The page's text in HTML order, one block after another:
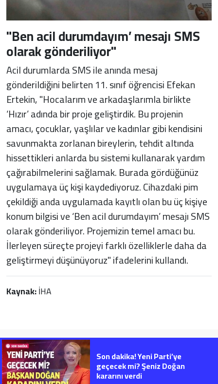
"Ben acil durumdayım’ mesajı SMS
olarak gönderiliyor"
Acil durumlarda SMS ile anında mesaj
gönderildiğini belirten 11. sınıf öğrencisi Efekan
Ertekin, "Hocalarım ve arkadaşlarımla birlikte
‘Hızır’ adında bir proje geliştirdik. Bu projenin
amacı, çocuklar, yaşlılar ve kadınlar gibi kendisini
savunmakta zorlanan bireylerin, tehdit altında
hissettikleri anlarda bu sistemi kullanarak yardım
çağırabilmelerini sağlamak. Burada gördüğünüz
uygulamaya üç kişi kaydediyoruz. Cihazdaki pim
çekildiği anda uygulamada kayıtlı olan bu üç kişiye
konum bilgisi ve ‘Ben acil durumdayım’ mesajı SMS
olarak gönderiliyor. Projemizin temel amacı bu.
İlerleyen süreçte projeyi farklı özelliklerle daha da
geliştirmeyi düşünüyoruz" ifadelerini kullandı.
Kaynak:İHA
Son dakika! Yeni Parti’ye
geçecek mi? Şeniz Doğan
kararını verdi